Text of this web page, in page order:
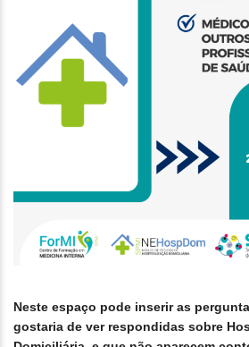
NEHospDom
Neste espaço pode inserir as
gostaria de ver respondidas sobre